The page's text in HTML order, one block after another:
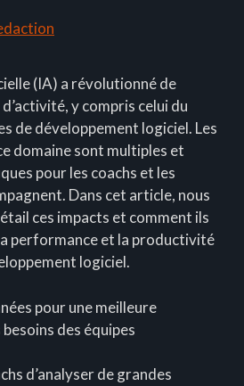
(IA) a révolutionné de
y compris celui du
de développement logiciel. Les
domaine sont multiples et
pour les coachs et les
Dans cet article, nous
ces impacts et comment ils
performance et la productivité
logiciel.
pour une meilleure
des équipes
d’analyser de grandes